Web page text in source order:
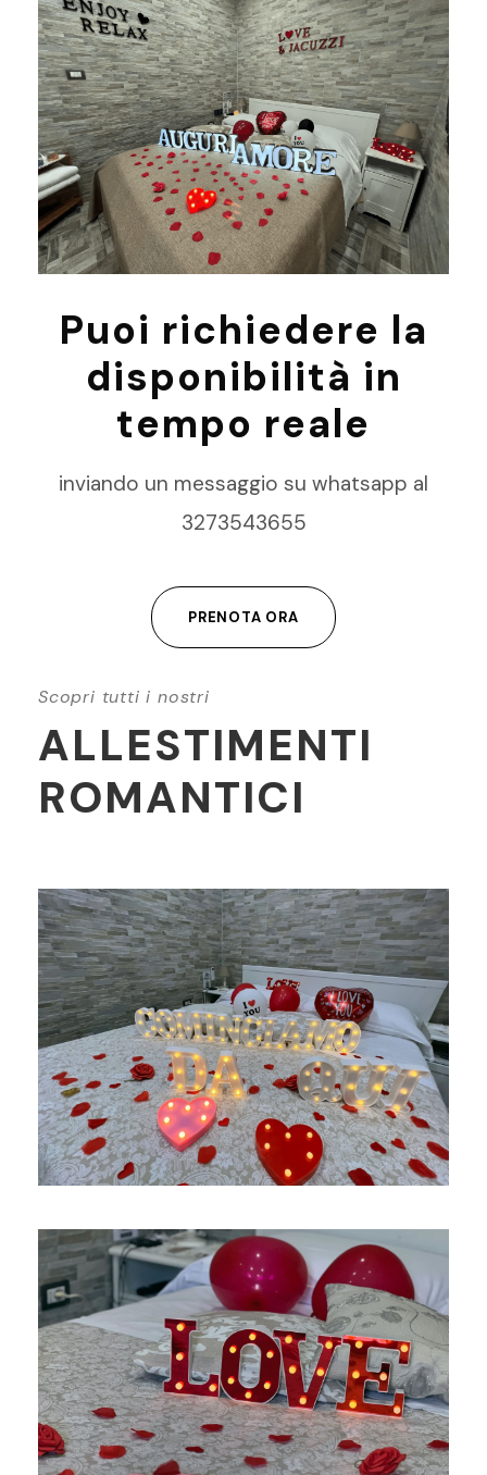
Puoi richiedere la
disponibilità in
tempo reale
inviando un messaggio su whatsapp al
3273543655
PRENOTA ORA
Scopri tutti i nostri
ALLESTIMENTI
ROMANTICI